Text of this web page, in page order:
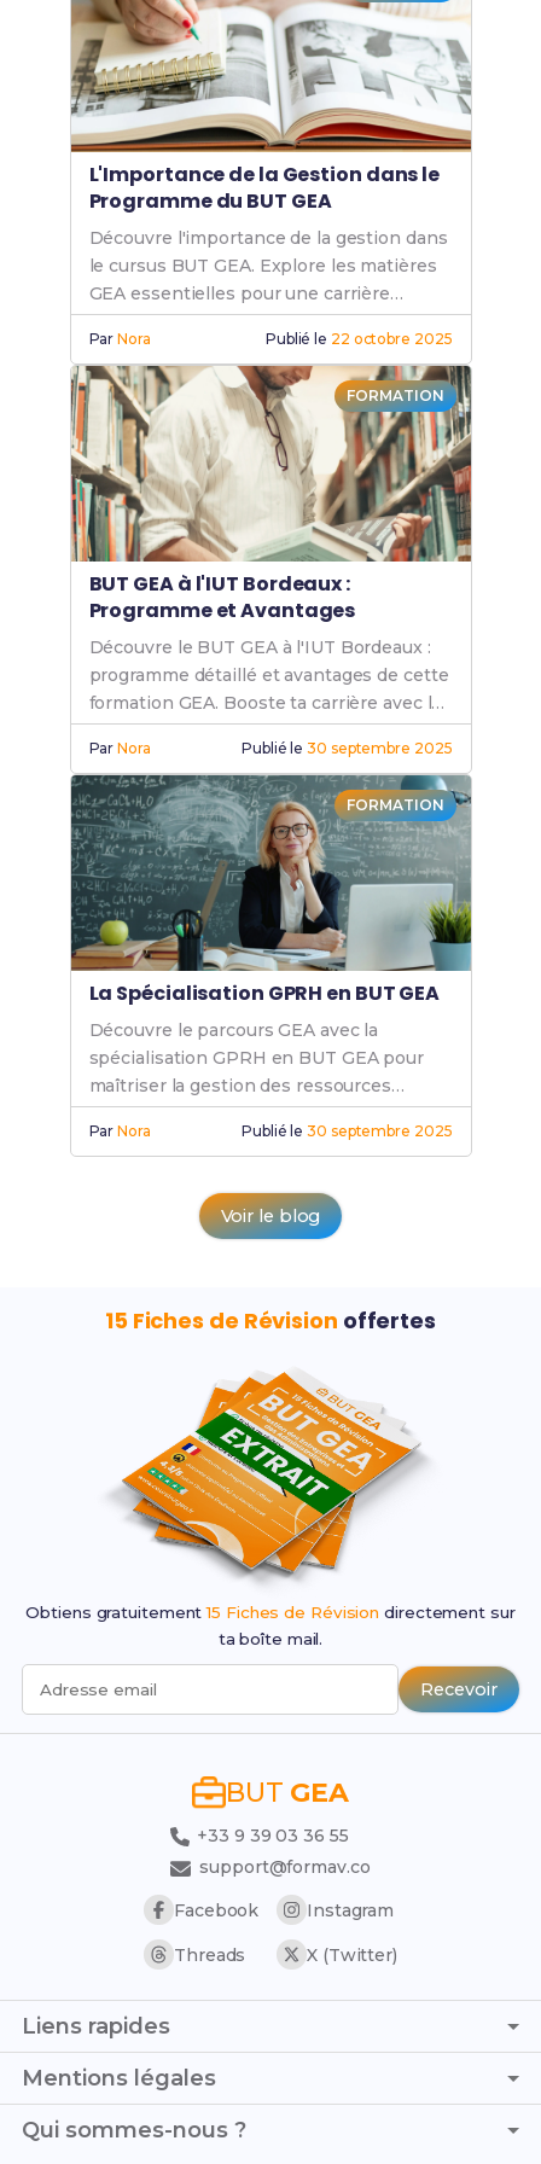
BUT GEAou passer ton examen en distanciel grâce à
l’un des organismes suivants :
cned.fr
unistra.fr
enaco.fr
efcformation.com
studi.com
campus-des-ecoles.fr
De plus, la majorité de ces organismes en distanciel
proposent un financement complet grâce à la
formation continue
, lecontrat d'apprentissage, le
CPF, l'organisme France Travail
plan de
licenciement ou encore des aides régionales
spécifiques.
L'Importance de la Gestion dans le
Programme du BUT GEA
Découvre l'importance de la gestion dans
le cursus BUT GEA. Explore les matières
GEA essentielles pour une carrière
réussie en gestion.
ParNora Publié le 22 octobre 2025
FORMATION
BUT GEA à l'IUT Bordeaux :
Programme et Avantages
Découvre le BUT GEA à l'IUT Bordeaux :
programme détaillé et avantages de cette
formation GEA. Booste ta carrière avec le
BUT Bordeaux.
ParNora Publié le30 septembre 2025
FORMATION
La Spécialisation GPRH en BUT GEA
Découvre le parcours GEA avec la
spécialisation GPRH en BUT GEA pour
maîtriser la gestion des ressources
humaines et booster ta carrière.
ParNora Publié le30 septembre 2025
Voir le blog
15 Fiches de Révision offertes
Obtiens gratuitement15 Fiches de Révision directement sur
ta boîte mail.
Adresse email Recevoir
BUT GEA
+33 9 39 03 36 55
support@formav.co
Facebook
Instagram
Threads X (Twitter)
Liens rapides
Page d'accueil
Trouver son stage
Trouver son alternance
Mentions légales
C.G.V. - C.G.U.
Qui sommes-nous ?